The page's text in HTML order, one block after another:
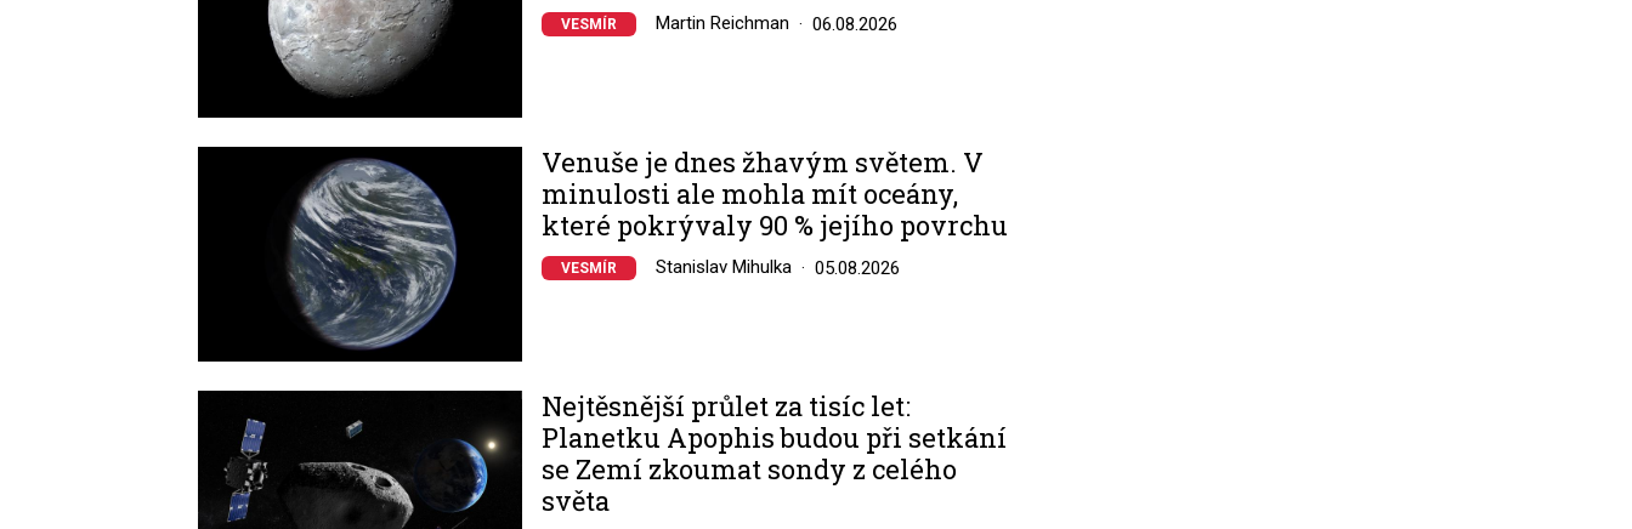
VESMÍR Martin Reichman 06.08.2026
Venuše je dnes žhavým světem. V
minulosti ale mohla mít oceány,
které pokrývaly 90 % jejího povrchu
VESMÍR Stanislav Mihulka 05.08.2026
Nejtěsnější průlet za tisíc let:
Planetku Apophis budou při setkání
se Zemí zkoumat sondy z celého
světa